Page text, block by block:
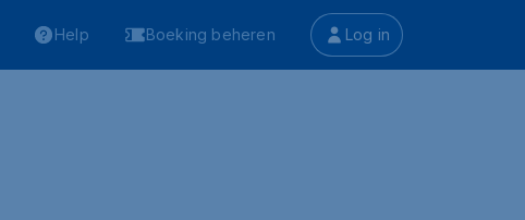
Help Boeking beheren Log in